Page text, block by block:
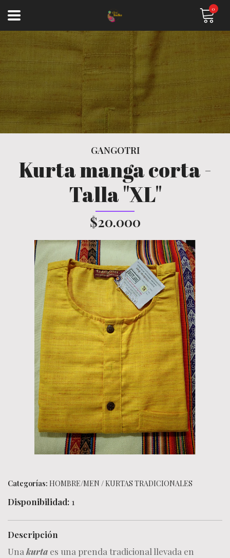
0
GANGOTRI
Kurta manga corta -
Talla "XL"
$20.000
Categorías: HOMBRE/MEN /KURTAS TRADICIONALES
Disponibilidad: 1
Descripción
Una kurta es una prenda tradicional llevada en